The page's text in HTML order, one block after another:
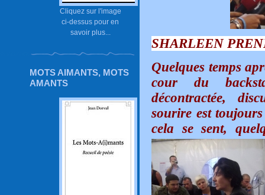
Cliquez sur l'image
ci-dessus pour en
savoir plus...
MOTS AIMANTS, MOTS
AMANTS
SHARLEEN
Quelques temps
cour du
décontractée,
sourire est
cela se sent,